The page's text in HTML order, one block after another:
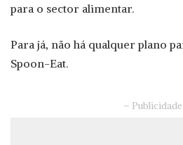
para o sector alimentar.
Para já, não há qualquer plano
Spoon-Eat.
–